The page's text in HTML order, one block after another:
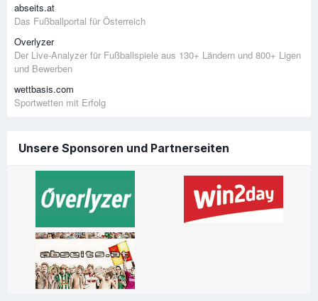
abseits.at
Das Fußballportal für Österreich
Overlyzer
Der Live-Analyzer für Fußballspiele aus 130+ Ländern und 800+ Ligen
und Bewerben
wettbasis.com
Sportwetten mit Erfolg
Unsere Sponsoren und Partnerseiten